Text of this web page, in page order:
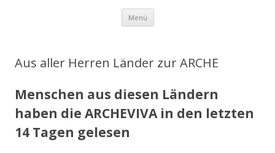
Menü Zum
springen
Aus aller Herren Länder zur ARCHE
Menschen aus diesen Ländern
haben die ARCHEVIVA in den letzten
14 Tagen gelesen